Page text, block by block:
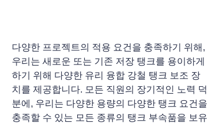
다양한 프로젝트의 적용 요건을 충족하기 위해,
우리는 새로운 또는 기존 저장 탱크를 용이하게
하기 위해 다양한 유리 융합 강철 탱크 보조 장
치를 제공합니다. 모든 직원의 장기적인 노력 덕
분에, 우리는 다양한 용량의 다양한 탱크 요건을
충족할 수 있는 모든 종류의 탱크 부속품을 보유